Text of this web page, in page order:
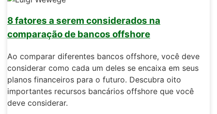
8 fatores a serem considerados na
comparação de bancos offshore
Ao comparar diferentes bancos offshore, você deve
considerar como cada um deles se encaixa em seus
planos financeiros para o futuro. Descubra oito
importantes recursos bancários offshore que você
deve considerar.